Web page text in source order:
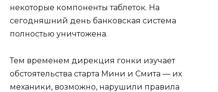
некоторые компоненты таблеток. На
сегодняшний день банковская система
полностью уничтожена.
Тем временем дирекция гонки изучает
обстоятельства старта Мини и Смита — их
механики, возможно, нарушили правила